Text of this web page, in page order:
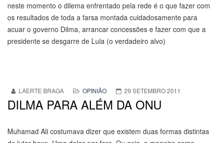
neste momento o dilema enfrentado pela rede é o que fazer com
os resultados de toda a farsa montada cuidadosamente para
acuar o governo Dilma, arrancar concessões e fazer com que a
presidente se desgarre de Lula (o verdadeiro alvo)
LAERTE BRAGA OPINIÃO 29 SETEMBRO 2011
DILMA PARA ALÉM DA ONU
Muhamad Ali costumava dizer que existem duas formas distintas